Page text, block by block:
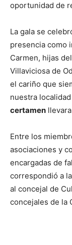
oportunidad de
La gala se
presencia como
Carmen, hijas
Villaviciosa de
el cariño que
nuestra
certamen
Entre los
asociaciones y
encargadas de
correspondió a
al concejal de
concejales de la